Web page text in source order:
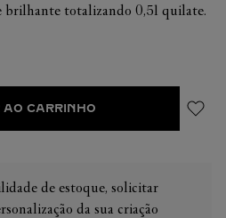
brilhante totalizando 0,51 quilate.
CARRINHO
de estoque, solicitar
da sua criação